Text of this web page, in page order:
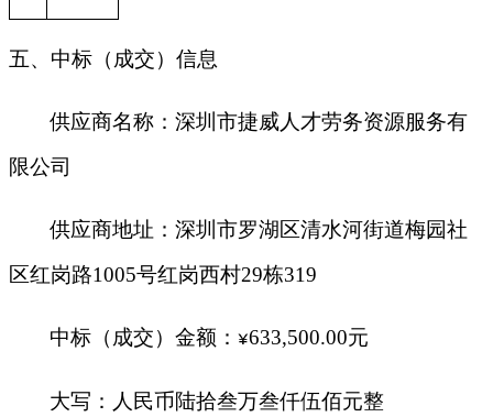
五、中标（成交）信息
供应商名称：深圳市捷威人才劳务资源服务有
限公司
供应商地址：深圳市罗湖区清水河街道梅园社
区红岗路1005号红岗西村29栋319
中标（成交）金额： ¥633,500.00元
大写：人民币陆拾叁万叁仟伍佰元整